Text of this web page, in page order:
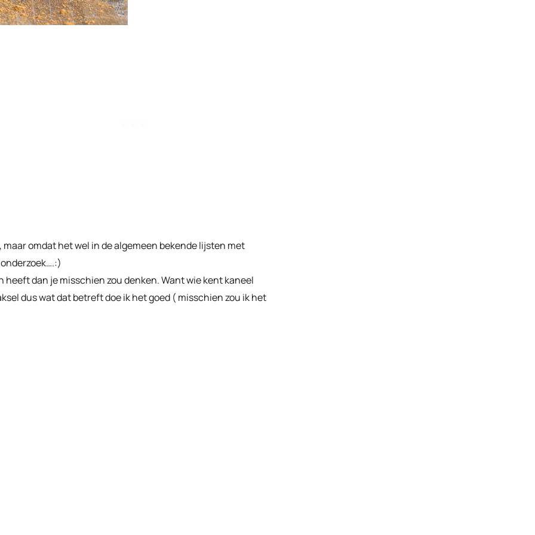
omdat het wel in de algemeen bekende lijsten met
dan je misschien zou denken. Want wie kent kaneel
dus wat dat betreft doe ik het goed ( misschien zou ik het